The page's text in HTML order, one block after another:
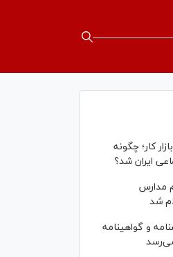
کار؛ چگونه
ایران شد؟
مدارس
شد
و گواهینامه